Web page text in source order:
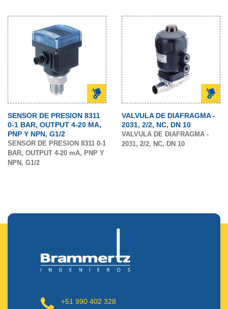
SENSOR DE PRESION 8311
0-1 BAR, OUTPUT 4-20 MA,
PNP Y NPN, G1/2
SENSOR DE PRESION 8311 0-1
BAR, OUTPUT 4-20 mA, PNP Y
NPN, G1/2
VALVULA DE DIAFRAGMA -
2031, 2/2, NC, DN 10
VALVULA DE DIAFRAGMA -
2031, 2/2, NC, DN 10
+51 990 402 328